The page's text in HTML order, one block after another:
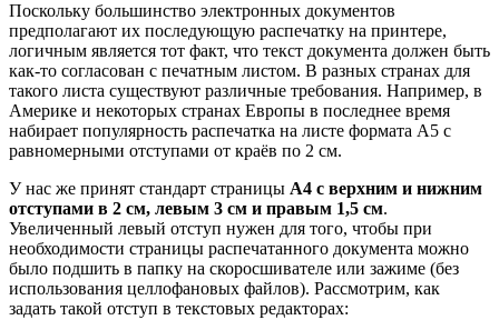
Поскольку большинство электронных документов
предполагают их последующую распечатку на принтере,
логичным является тот факт, что текст документа должен быть
как-то согласован с печатным листом. В разных странах для
такого листа существуют различные требования. Например, в
Америке и некоторых странах Европы в последнее время
набирает популярность распечатка на листе формата А5 с
равномерными отступами от краёв по 2 см.
У нас же принят стандарт страницы А4 с верхним и нижним
отступами в 2 см, левым 3 см и правым 1,5 см.
Увеличенный левый отступ нужен для того, чтобы при
необходимости страницы распечатанного документа можно
было подшить в папку на скоросшивателе или зажиме (без
использования целлофановых файлов). Рассмотрим, как
задать такой отступ в текстовых редакторах: